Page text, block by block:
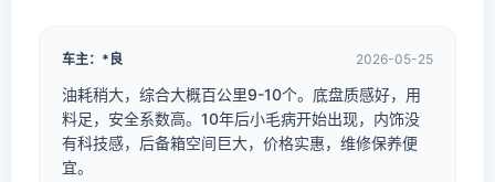
车主：*良 2026-05-25
油耗稍大，综合大概百公里9-10个。底盘质感好，用
料足，安全系数高。10年后小毛病开始出现，内饰没
有科技感，后备箱空间巨大，价格实惠，维修保养便
宜。